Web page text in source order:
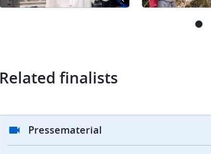
Related finalists
Pressematerial